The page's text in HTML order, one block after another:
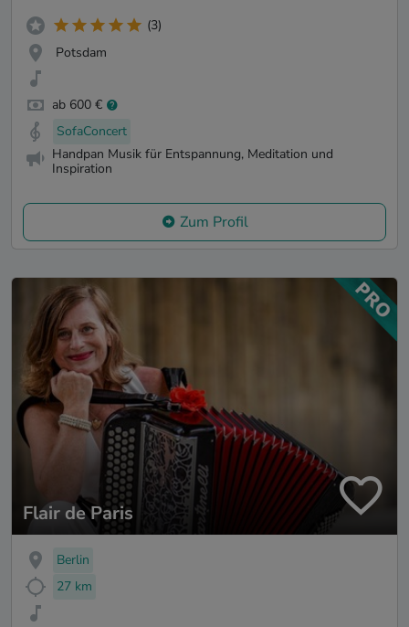
(3)
Potsdam
ab 600 €
SofaConcert
Handpan Musik für Entspannung, Meditation und
Inspiration
Zum Profil
Flair de Paris
Berlin
27 km